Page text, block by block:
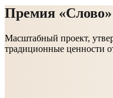
Премия «Слово»
Масштабный проект,
традиционные ценности